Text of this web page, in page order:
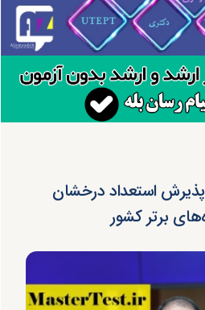
پذیرش استعداد درخشان
برتر کشور